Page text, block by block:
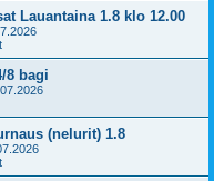
Lauantaina 1.8 klo 12.00
8 bagi
(nelurit) 1.8